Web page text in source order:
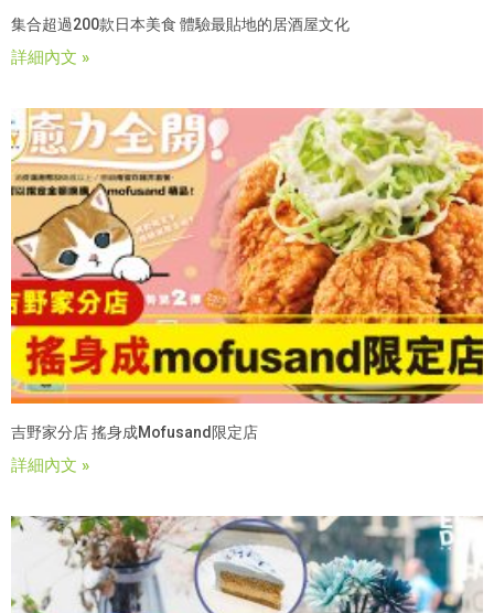
集合超過200款日本美食 體驗最貼地的居酒屋文化
詳細內文 »
吉野家分店 搖身成mofusand限定店
詳細內文 »